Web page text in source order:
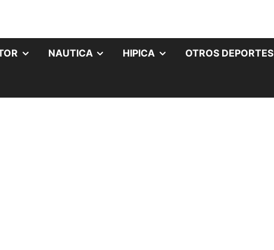
NAUTICA HIPICA OTROS DEPORTES